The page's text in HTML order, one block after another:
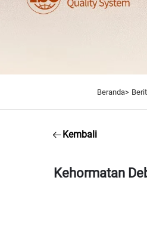
Beranda>
Kembali
Kehormatan